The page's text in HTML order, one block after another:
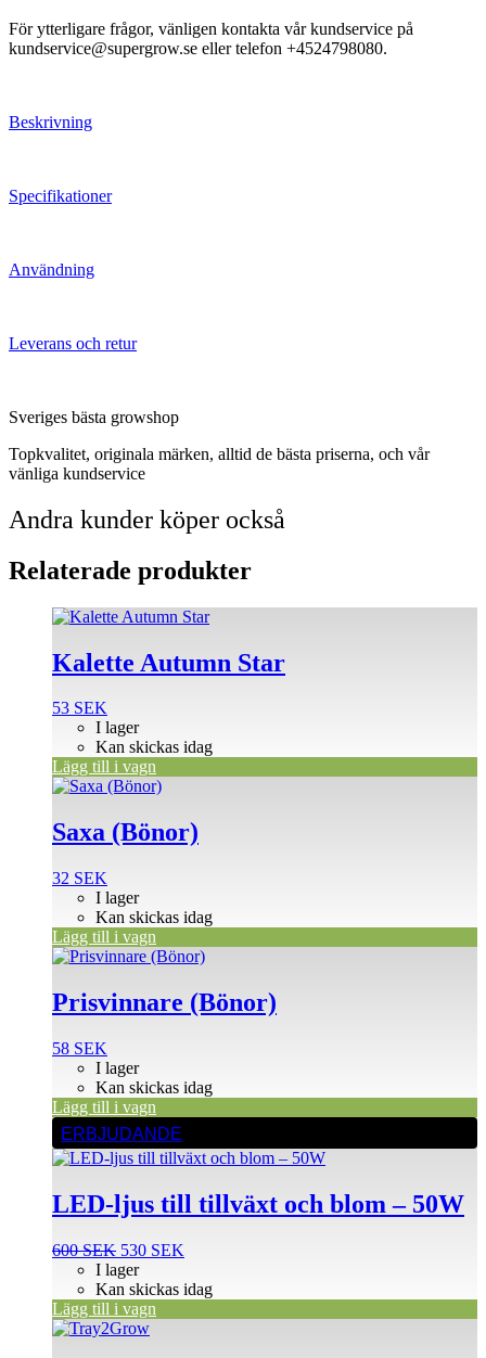
För ytterligare frågor, vänligen kontakta vår kundservice på
kundservice@supergrow.se eller telefon +4524798080.
Beskrivning
Specifikationer
Användning
Leverans och retur
Sveriges bästa growshop
Topkvalitet, originala märken, alltid de bästa priserna, och vår
vänliga kundservice
Andra kunder köper också
Relaterade produkter
Kalette Autumn Star
53 SEK
I lager
Kan skickas idag
Lägg till i vagn
Saxa (Bönor)
32 SEK
I lager
Kan skickas idag
Lägg till i vagn
Prisvinnare (Bönor)
58 SEK
I lager
Kan skickas idag
Lägg till i vagn
ERBJUDANDE
LED-ljus till tillväxt och blom – 50W
600SEK Det
ursprungliga
priset
var:
600 SEK.
530 SEK
priset
I lager
Kan skickas idag
Lägg till i vagn